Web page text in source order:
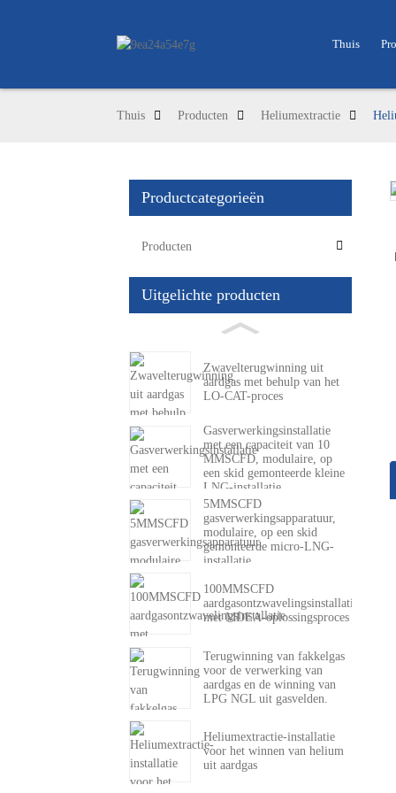
Thuis
Thuis Producten Heliumextractie
Productcategorieën
Producten
Uitgelichte producten
Zwavelterugwinning uit
aardgas met behulp van het
LO-CAT-proces
Gasverwerkingsinstallatie
met een capaciteit van 10
MMSCFD, modulaire, op
een skid gemonteerde kleine
LNG-installatie
5MMSCFD
gasverwerkingsapparatuur,
modulaire, op een skid
gemonteerde micro-LNG-
installatie
100MMSCFD
aardgasontzwavelingsinstallatie
met MDEA-oplossingsproces
Terugwinning van fakkelgas
voor de verwerking van
aardgas en de winning van
LPG NGL uit gasvelden.
Heliumextractie-installatie
voor het winnen van helium
uit aardgas
Loading...
Loading...